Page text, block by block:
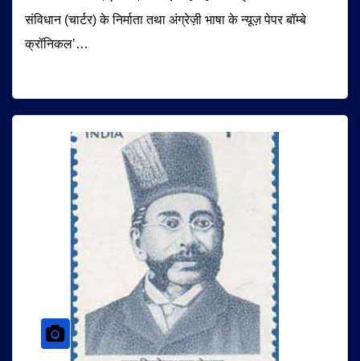
संविधान (चार्टर) के निर्माता तथा अंग्रेज़ी भाषा के न्यूज़ पेपर बॉम्बे
क्रॉनिकल’…